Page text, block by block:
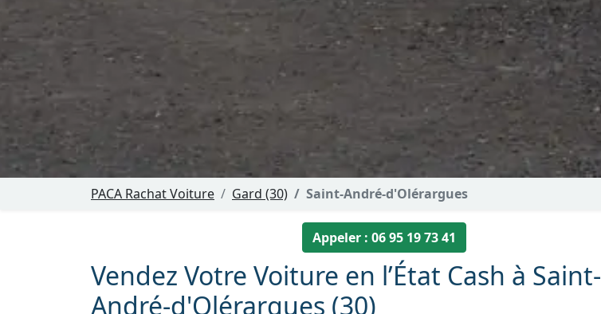
PACA Rachat Voiture Gard (30) Saint-André-d'Olérargues
Appeler : 06 95 19 73 41
Vendez Votre Voiture en l’État Cash à Saint-
André-d'Olérargues (30)